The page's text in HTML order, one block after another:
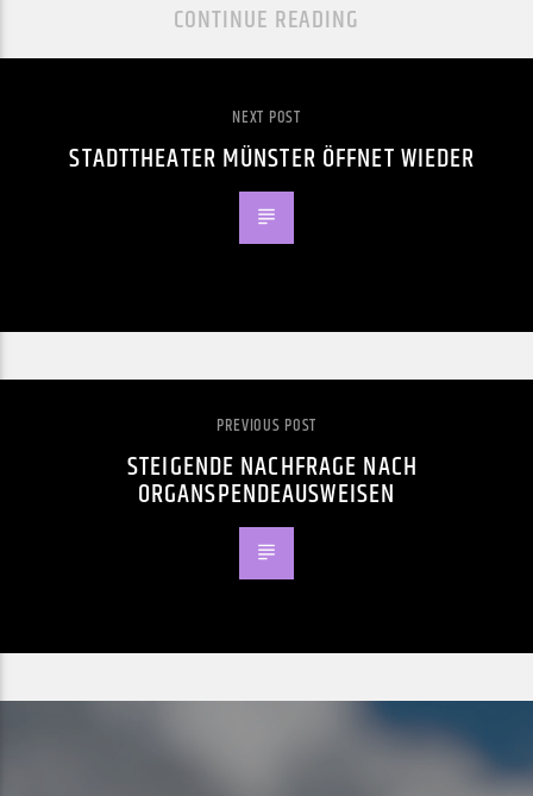
CONTINUE READING
NEXT POST
STADTTHEATER MÜNSTER ÖFFNET WIEDER
PREVIOUS POST
STEIGENDE NACHFRAGE NACH
ORGANSPENDEAUSWEISEN